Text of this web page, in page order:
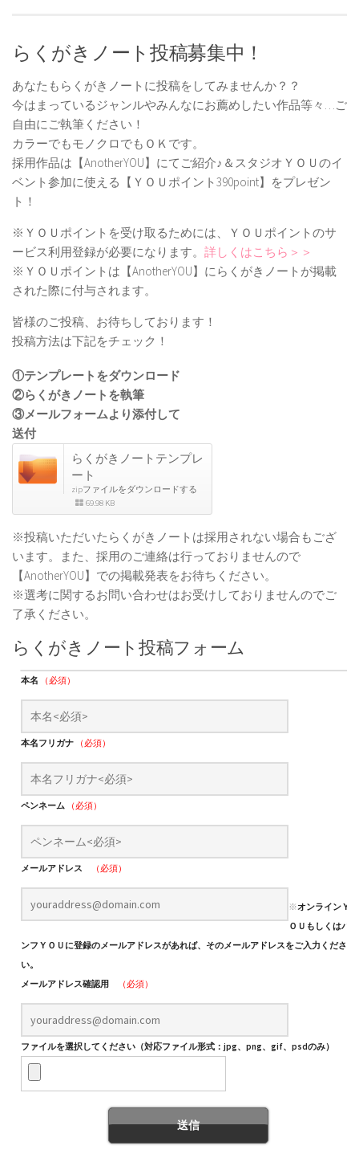
らくがきノート投稿募集中！
あなたもらくがきノートに投稿をしてみませんか？？
今はまっているジャンルやみんなにお薦めしたい作品等々…ご
自由にご執筆ください！
カラーでもモノクロでもＯＫです。
採用作品は【AnotherYOU】にてご紹介♪＆スタジオＹＯＵのイ
ベント参加に使える【ＹＯＵポイント390point】をプレゼン
ト！
※ＹＯＵポイントを受け取るためには、ＹＯＵポイントのサ
ービス利用登録が必要になります。 詳しくはこちら＞＞
※ＹＯＵポイントは【AnotherYOU】にらくがきノートが掲載
された際に付与されます。
皆様のご投稿、お待ちしております！
投稿方法は下記をチェック！
①テンプレートをダウンロード
②らくがきノートを執筆
③メールフォームより添付して
送付
らくがきノートテンプレ
ート
zipファイルをダウンロードする
69.98 KB
※投稿いただいたらくがきノートは採用されない場合もござ
います。また、採用のご連絡は行っておりませんので
【AnotherYOU】での掲載発表をお待ちください。
※選考に関するお問い合わせはお受けしておりませんのでご
了承ください。
らくがきノート投稿フォーム
本名 （必須）
本名フリガナ （必須）
ペンネーム （必須）
メールアドレス （必須）
※オンラインＹ
ＯＵもしくはパ
ンフＹＯＵに登録のメールアドレスがあれば、そのメールアドレスをご入力くださ
い。
メールアドレス確認用
（必須）
ファイルを選択してください（対応ファイル形式：jpg、png、gif、psdのみ）